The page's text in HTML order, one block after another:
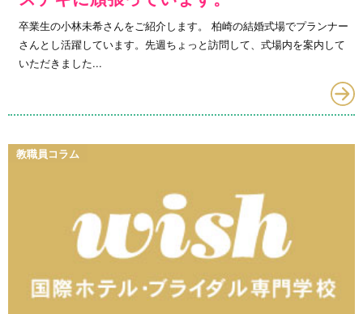
卒業生の小林未希さんをご紹介します。 柏崎の結婚式場でプランナー
さんとし活躍しています。先週ちょっと訪問して、式場内を案内して
いただきました...
教職員コラム